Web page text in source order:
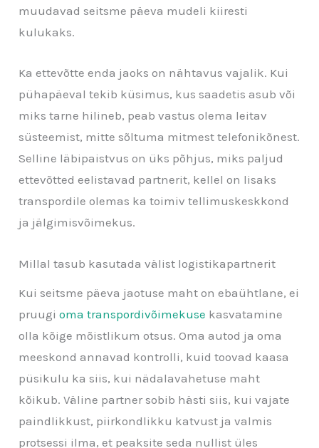
muudavad seitsme päeva mudeli kiiresti
kulukaks.
Ka ettevõtte enda jaoks on nähtavus vajalik. Kui
pühapäeval tekib küsimus, kus saadetis asub või
miks tarne hilineb, peab vastus olema leitav
süsteemist, mitte sõltuma mitmest telefonikõnest.
Selline läbipaistvus on üks põhjus, miks paljud
ettevõtted eelistavad partnerit, kellel on lisaks
transpordile olemas ka toimiv tellimuskeskkond
ja jälgimisvõimekus.
Millal tasub kasutada välist logistikapartnerit
Kui seitsme päeva jaotuse maht on ebaühtlane, ei
pruugioma transpordivõimekuse kasvatamine
olla kõige mõistlikum otsus. Oma autod ja oma
meeskond annavad kontrolli, kuid toovad kaasa
püsikulu ka siis, kui nädalavahetuse maht
kõikub. Väline partner sobib hästi siis, kui vajate
paindlikkust, piirkondlikku katvust ja valmis
protsessi ilma, et peaksite seda nullist üles